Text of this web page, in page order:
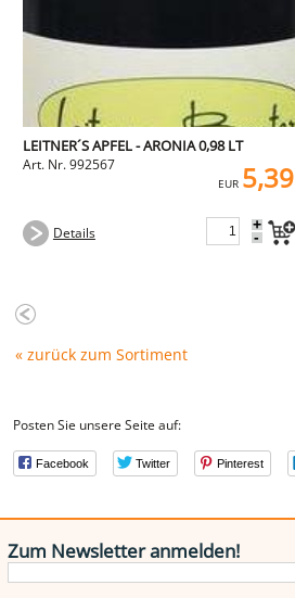
LEITNER´S APFEL - ARONIA 0,98 LT
Art. Nr. 992567
EUR 5,39
Details +
-
« zurück zum Sortiment
Posten Sie unsere Seite auf:
Facebook Twitter Pinterest
Zum Newsletter anmelden!